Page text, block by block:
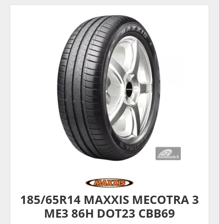
185/65R14 MAXXIS MECOTRA 3
ME3 86H DOT23 CBB69